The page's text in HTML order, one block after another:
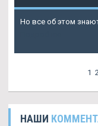
Но все об этом
1
НАШИ